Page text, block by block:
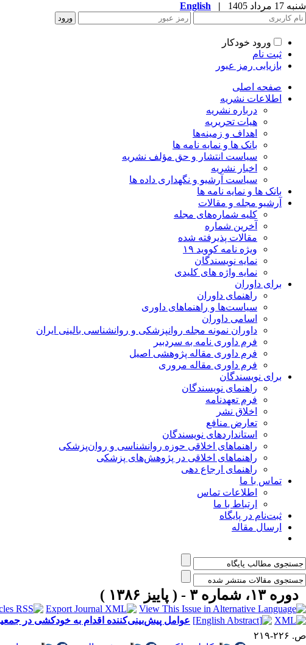
شنبه 17 مرداد 1405 |
English
ورود خودکار
ثبت نام
بازیابی رمز عبور
صفحه اصلی
اطلاعات نشریه
درباره نشریه
هیات تحریریه
اهداف و زمینه‌ها
بانک ها و نمایه نامه ها
سیاست انتشار و حق مؤلف نشریه
اخبار نشریه
سیاست آرشیو و نگهداری داده ها
بانک ها و نمایه نامه ها
آرشیو مجله و مقالات
کلیه شماره‌های مجله
آخرین شماره
مقالات پذیرفته شده
ویژه نامه کووید ۱۹
نمایه نویسندگان
نمایه واژه های کلیدی
برای داوران
راهنمای داوران
سیاست‌ها و راهنماهای داوری
اسامی داوران
داوران نمونه مجله روانپزشکی و روانشناسی بالینی ایران
فرم داوری نامه به سردبیر
فرم داوری مقاله پژوهشی اصیل
فرم داوری مقاله مروری
برای نویسندگان
راهنمای نویسندگان
فرم تعهدنامه
اخلاق نشر
تعارض منافع
استانداردهای نویسندگان
راهنماهای اخلاقی حوزه روانشناسی و روان‌پزشکی
راهنماهای اخلاقی در پژوهش‌های پزشکی
راهنمای ارجاع دهی
تماس با ما
اطلاعات تماس
ارتباط با ما
ثبت‌نام در پایگاه
ارسال مقاله
دوره ۱۳، شماره ۳ - ( پاييز ۱۳۸۶ )
عوامل پیش‌بینی‌کننده اقدام به خودکشی در
ص. ۲۲۶-۲۱۹